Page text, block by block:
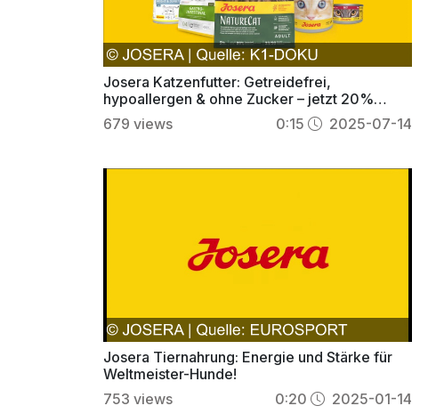
Josera Katzenfutter: Getreidefrei,
hypoallergen & ohne Zucker – jetzt 20%
Rabatt im Onlineshop!
679 views 0:15 2025-07-14
Josera Tiernahrung: Energie und Stärke für
Weltmeister-Hunde!
753 views 0:20 2025-01-14